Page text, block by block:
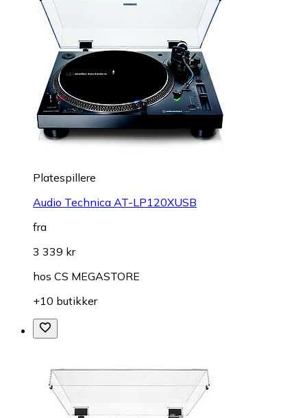
Platespillere
Audio Technica AT-LP120XUSB
fra
3 339 kr
hos CS MEGASTORE
+10 butikker